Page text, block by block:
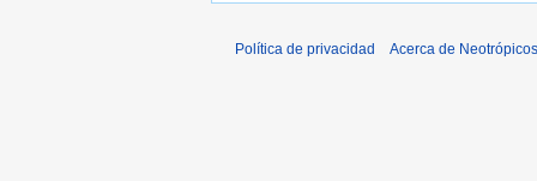
Política de privacidad Acerca de Neotrópicos